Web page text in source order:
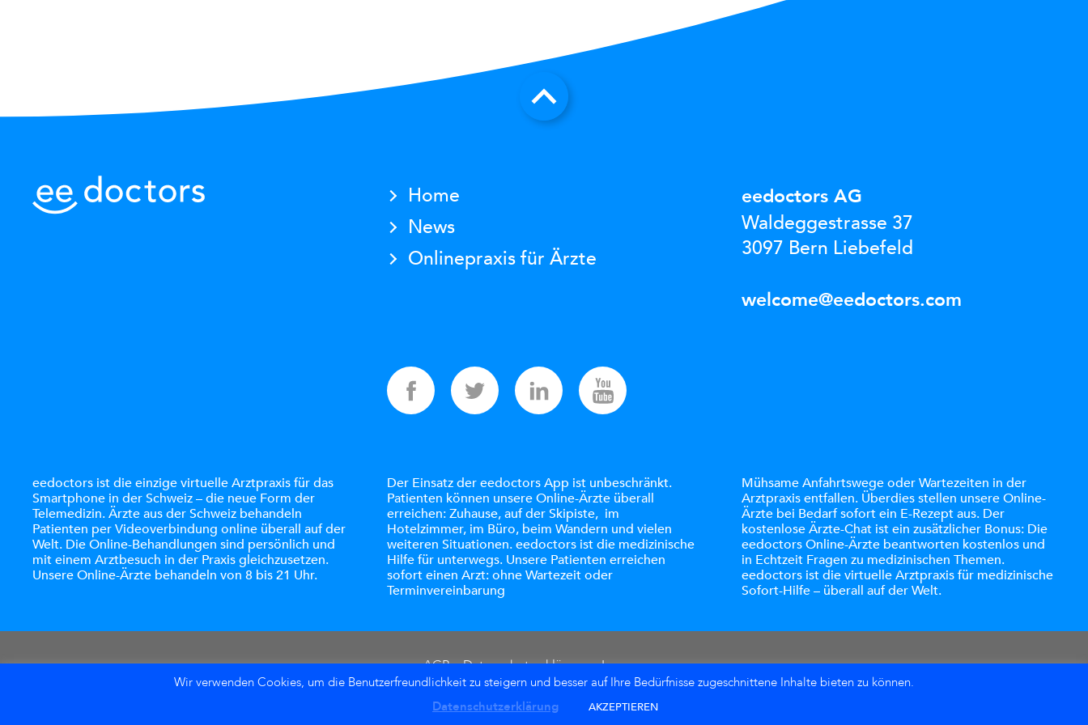
Home
News
Onlinepraxis für Ärzte
eedoctors AG
Waldeggestrasse 37
3097 Bern Liebefeld
welcome@eedoctors.com
eedoctors ist die einzige virtuelle Arztpraxis für das
Smartphone in der Schweiz – die neue Form der
Telemedizin. Ärzte aus der Schweiz behandeln
Patienten per Videoverbindung online überall auf der
Welt. Die Online-Behandlungen sind persönlich und
mit einem Arztbesuch in der Praxis gleichzusetzen.
Unsere Online-Ärzte behandeln von 8 bis 21 Uhr.
Der Einsatz der eedoctors App ist unbeschränkt.
Patienten können unsere Online-Ärzte überall
erreichen: Zuhause, auf der Skipiste, im
Hotelzimmer, im Büro, beim Wandern und vielen
weiteren Situationen. eedoctors ist die medizinische
Hilfe für unterwegs. Unsere Patienten erreichen
sofort einen Arzt: ohne Wartezeit oder
Terminvereinbarung
Mühsame Anfahrtswege oder Wartezeiten in der
Arztpraxis entfallen. Überdies stellen unsere Online-
Ärzte bei Bedarf sofort ein E-Rezept aus. Der
kostenlose Ärzte-Chat ist ein zusätzlicher Bonus: Die
eedoctors Online-Ärzte beantworten kostenlos und
in Echtzeit Fragen zu medizinischen Themen.
eedoctors ist die virtuelle Arztpraxis für medizinische
Sofort-Hilfe – überall auf der Welt.
AGB–Datenschutzerklärung–Impressum
© 2026 eedoctors AG
Wir verwenden Cookies, um die Benutzerfreundlichkeit zu steigern und besser auf Ihre Bedürfnisse zugeschnittene Inhalte bieten zu können.
Datenschutzerklärung
AKZEPTIEREN